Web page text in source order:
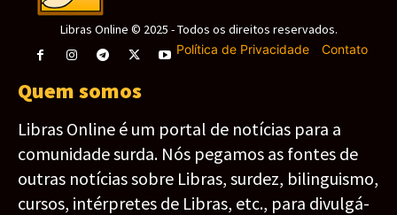
Libras Online © 2025 - Todos os direitos reservados.
Política de Privacidade- Contato
Quem somos
Libras Online é um portal de notícias para a
comunidade surda. Nós pegamos as fontes de
outras notícias sobre Libras, surdez, bilinguismo,
cursos, intérpretes de Libras, etc., para divulgá-